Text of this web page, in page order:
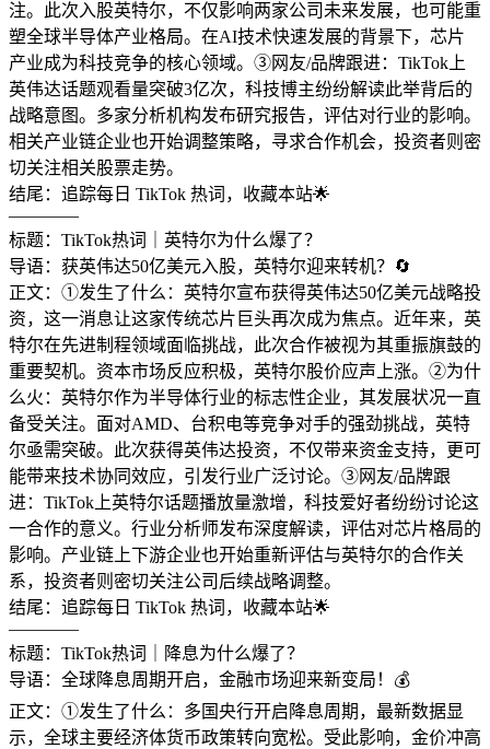
注。此次入股英特尔，不仅影响两家公司未来发展，也可能重
塑全球半导体产业格局。在AI技术快速发展的背景下，芯片
产业成为科技竞争的核心领域。③网友/品牌跟进：TikTok上
英伟达话题观看量突破3亿次，科技博主纷纷解读此举背后的
战略意图。多家分析机构发布研究报告，评估对行业的影响。
相关产业链企业也开始调整策略，寻求合作机会，投资者则密
切关注相关股票走势。
结尾：追踪每日 TikTok 热词，收藏本站🌟
————
标题：TikTok热词｜英特尔为什么爆了？
导语：获英伟达50亿美元入股，英特尔迎来转机？🔄
正文：①发生了什么：英特尔宣布获得英伟达50亿美元战略投
资，这一消息让这家传统芯片巨头再次成为焦点。近年来，英
特尔在先进制程领域面临挑战，此次合作被视为其重振旗鼓的
重要契机。资本市场反应积极，英特尔股价应声上涨。②为什
么火：英特尔作为半导体行业的标志性企业，其发展状况一直
备受关注。面对AMD、台积电等竞争对手的强劲挑战，英特
尔亟需突破。此次获得英伟达投资，不仅带来资金支持，更可
能带来技术协同效应，引发行业广泛讨论。③网友/品牌跟
进：TikTok上英特尔话题播放量激增，科技爱好者纷纷讨论这
一合作的意义。行业分析师发布深度解读，评估对芯片格局的
影响。产业链上下游企业也开始重新评估与英特尔的合作关
系，投资者则密切关注公司后续战略调整。
结尾：追踪每日 TikTok 热词，收藏本站🌟
————
标题：TikTok热词｜降息为什么爆了？
导语：全球降息周期开启，金融市场迎来新变局！💰
正文：①发生了什么：多国央行开启降息周期，最新数据显
示，全球主要经济体货币政策转向宽松。受此影响，金价冲高